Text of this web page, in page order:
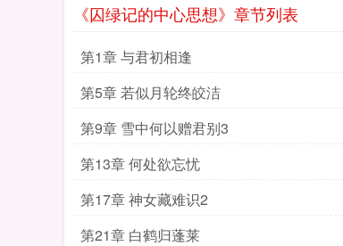
《囚绿记的中心思想》章节列表
第1章 与君初相逢
第5章 若似月轮终皎洁
第9章 雪中何以赠君别3
第13章 何处欲忘忧
第17章 神女藏难识2
第21章 白鹤归蓬莱